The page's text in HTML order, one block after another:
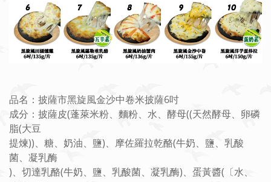
品名：披薩市黑旋風金沙中卷米披薩6吋
成分：披薩皮(蓬萊米粉、麵粉、水、酵母((天然酵母、卵磷
脂(大豆
提煉))、糖、奶油、鹽)、摩佐羅拉乾酪(牛奶、鹽、乳酸
菌、凝乳酶
)、切達乳酪(牛奶、鹽、乳酸菌、凝乳酶)、蛋黃醬(〔水、